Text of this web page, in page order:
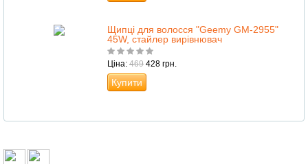
Щипці для волосся "Geemy GM-2955"
45W, стайлер вирівнювач
Ціна: 469 428 грн.
Купити